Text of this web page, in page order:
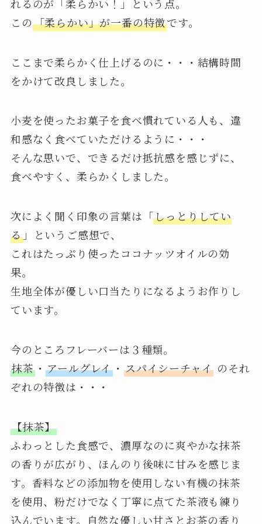
れるのが「柔らかい！」という点。
この「柔らかい」が一番の特徴です。
ここまで柔らかく仕上げるのに・・・結構時間
をかけて改良しました。
小麦を使ったお菓子を食べ慣れている人も、違
和感なく食べていただけるように・・・
そんな思いで、できるだけ抵抗感を感じずに、
食べやすく、柔らかくしました。
次によく聞く印象の言葉は「しっとりしてい
る」というご感想で、
これはたっぷり使ったココナッツオイルの効
果。
生地全体が優しい口当たりになるようお作りし
ています。
今のところフレーバーは３種類。
抹茶・アールグレイ ・ スパイシーチャイ のそれ
ぞれの特徴は・・・
【抹茶】
ふわっとした食感で、濃厚なのに爽やかな抹茶
の香りが広がり、ほんのり後味に甘みを感じま
す。香料などの添加物を使用しない有機の抹茶
を使用、粉だけでなく丁寧に点てた茶液も練り
込んでいます。自然な優しい甘さとお茶の香り